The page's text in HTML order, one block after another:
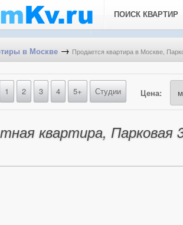
ПОИСК КВАРТИР
в Москве → Продается квартира в Москве,
1 2 3 4 5+ Студии Цена:
квартира, Парковая